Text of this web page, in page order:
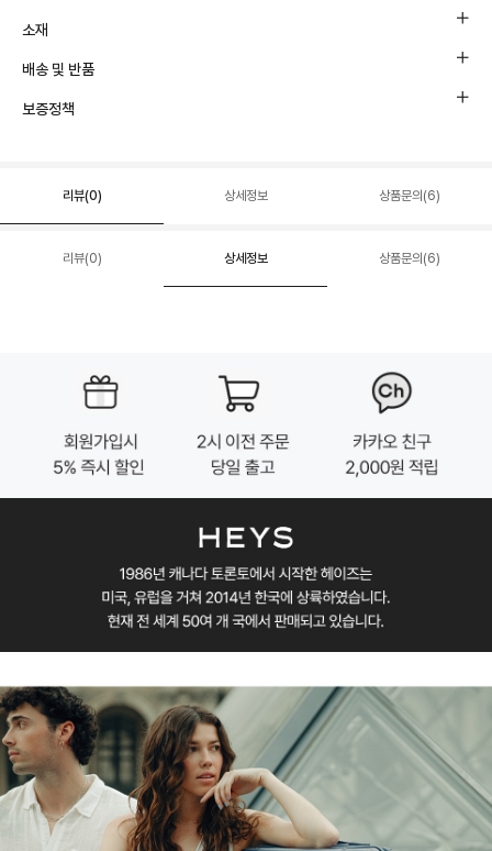
소재
배송 및 반품
보증정책
리뷰(0) 상세정보 상품문의(6)
리뷰(0) 상세정보 상품문의(6)